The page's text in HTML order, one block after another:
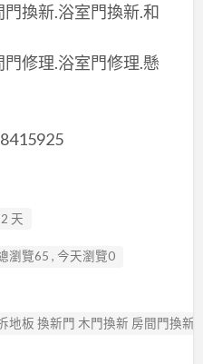
換新.浴室門換新.和
修理.浴室門修理.懸
天
瀏覽65 , 今天瀏覽0
地板 換新門 木門換新 房間門換新